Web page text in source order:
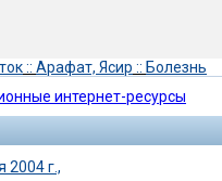
:: Арафат, Ясир :: Болезнь
интернет-ресурсы
2004 г.,